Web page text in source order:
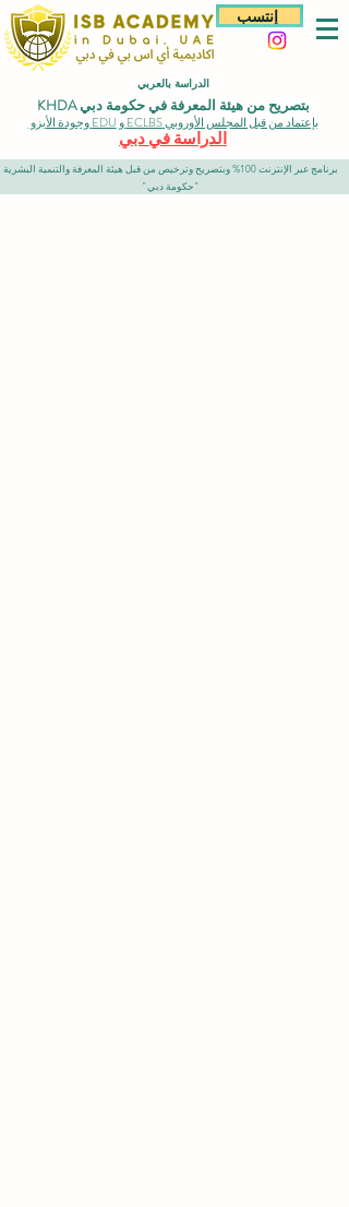
إنتسب
الدراسة بالعربي
بتصريح من هيئة المعرفة في حكومة دبي KHDA
بإعتماد من قبل المجلس الأوروبي ECLBS و EDU وجودة الأيزو
الدراسة في دبي
برنامج عبر الإنترنت 100% وبتصريح وترخيص من قبل هيئة المعرفة والتنمية البشرية
"حكومة دبي"